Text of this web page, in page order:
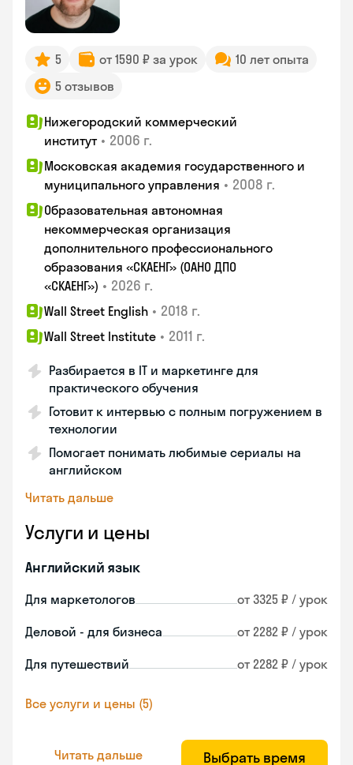
5 от 1590 ₽ за урок
10 лет опыта
5 отзывов
Нижегородский коммерческий
институт • 2006 г.
Московская академия государственного и
муниципального управления • 2008 г.
Образовательная автономная
некоммерческая организация
дополнительного профессионального
образования «СКАЕНГ» (ОАНО ДПО
«СКАЕНГ») • 2026 г.
Wall Street English • 2018 г.
Wall Street Institute • 2011 г.
Разбирается в IT и маркетинге для
практического обучения
Готовит к интервью с полным погружением в
технологии
Помогает понимать любимые сериалы на
английском
Читать дальше
Услуги и цены
Английский язык
Для маркетологов от 3325 ₽ / урок
Деловой - для бизнеса от 2282 ₽ / урок
Для путешествий от 2282 ₽ / урок
Все услуги и цены (5)
Читать дальше Выбрать время